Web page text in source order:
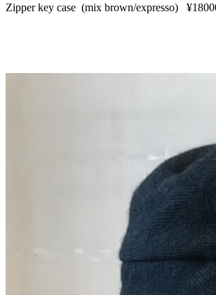
Zipper key case (mix brown/expresso)